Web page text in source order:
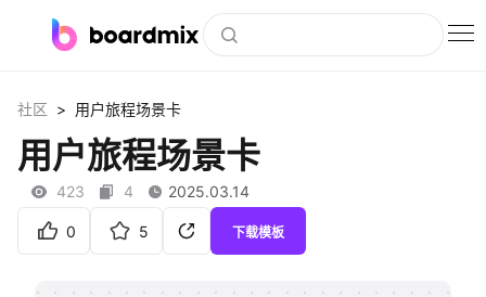
社区资源
下载
社区 > 用户旅程场景卡
用户旅程场景卡
423 4 2025.03.14
0 5 下载模板